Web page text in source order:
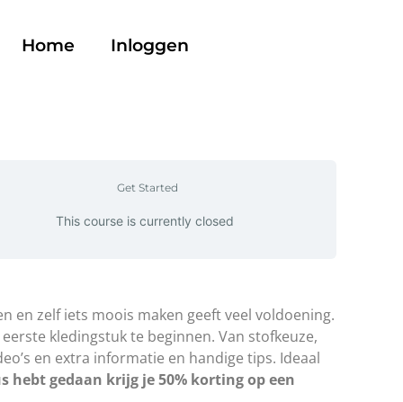
Home Inloggen
Get Started
This course is currently closed
en zelf iets moois maken geeft veel voldoening.
kledingstuk te beginnen. Van stofkeuze,
en extra informatie en handige tips. Ideaal
hebt gedaan krijg je 50% korting op een